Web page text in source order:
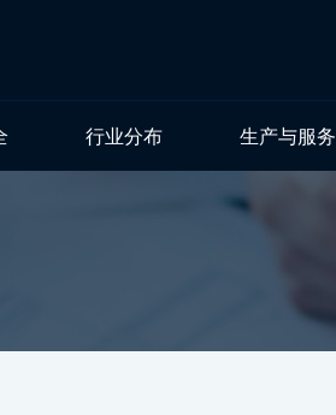
行业分布 生产与服务